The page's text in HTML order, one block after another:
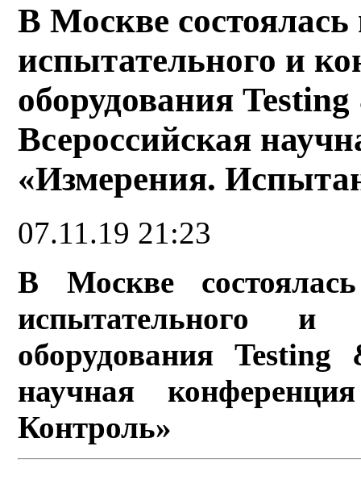
В Москве
испытательного и
оборудования
Всероссийская
«Измерения.
07.11.19 21:23
В Москве
испытательного и
оборудования
научная
Контроль»